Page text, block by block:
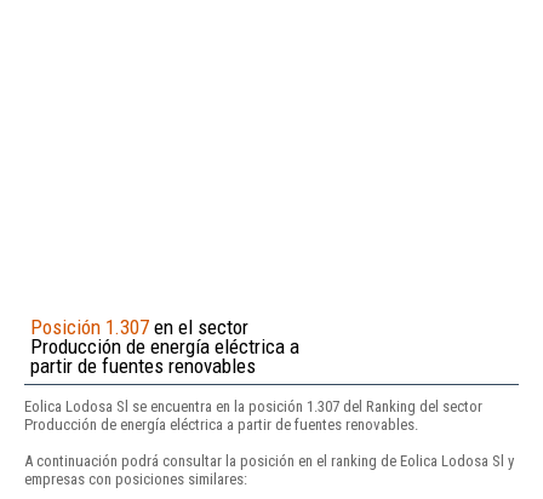
Posición 1.307 en el sector
Producción de energía eléctrica a
partir de fuentes renovables
Eolica Lodosa Sl se encuentra en la posición 1.307 del Ranking del sector
Producción de energía eléctrica a partir de fuentes renovables.
A continuación podrá consultar la posición en el ranking de Eolica Lodosa Sl y
empresas con posiciones similares: